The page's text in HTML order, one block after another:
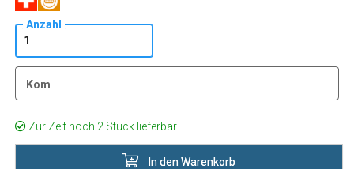
Anzahl
Kom
Zur Zeit noch 2 Stück lieferbar
In den Warenkorb